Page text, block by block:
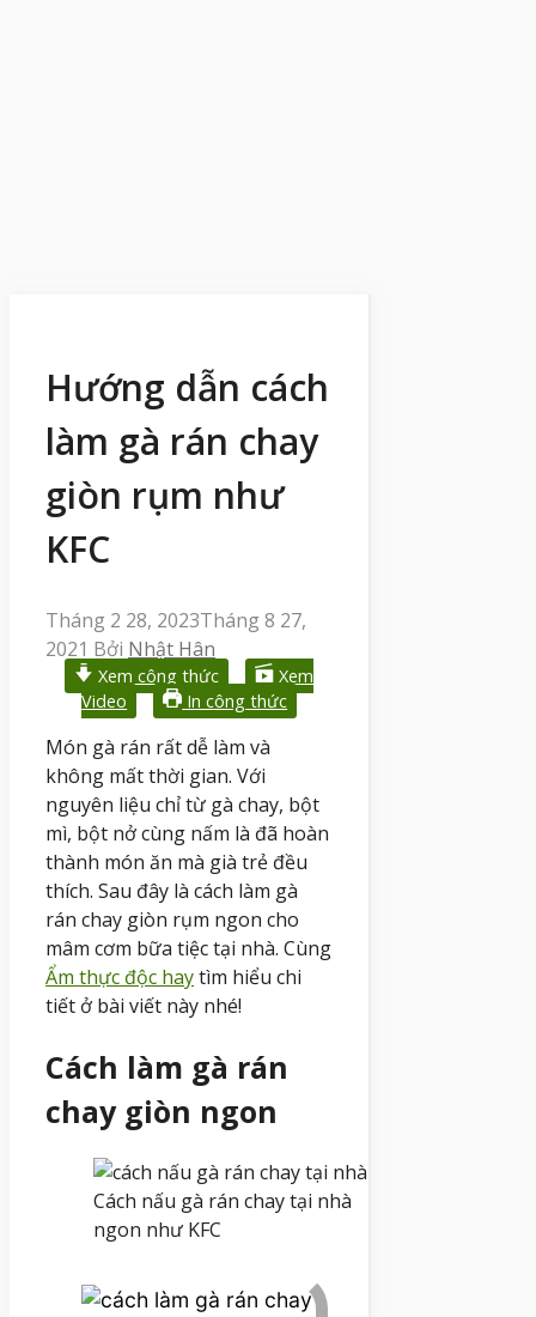
Hướng dẫn cách
làm gà rán chay
giòn rụm như
KFC
Tháng 2 28, 2023Tháng 8 27,
2021 Bởi Nhật Hân
Xem công thức
Xem
Video
In công thức
Món gà rán rất dễ làm và
không mất thời gian. Với
nguyên liệu chỉ từ gà chay, bột
mì, bột nở cùng nấm là đã hoàn
thành món ăn mà già trẻ đều
thích. Sau đây là cách làm gà
rán chay giòn rụm ngon cho
mâm cơm bữa tiệc tại nhà. Cùng
Ẩm thực độc haytìm hiểu chi
tiết ở bài viết này nhé!
Cách làm gà rán
chay giòn ngon
Cách nấu gà rán chay tại nhà
ngon như KFC